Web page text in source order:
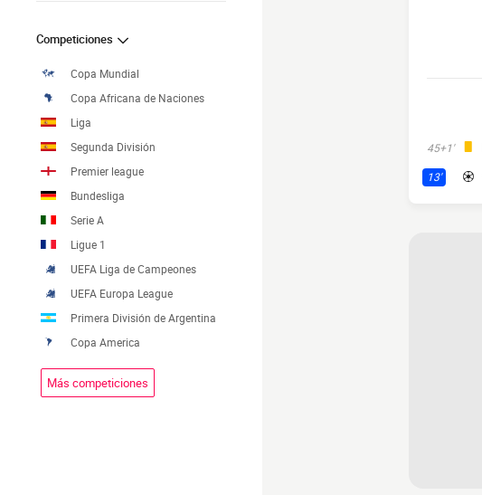
Competiciones
Copa Mundial
Copa Africana de Naciones
Liga
Segunda División
Premier league
Bundesliga
Serie A
Ligue 1
UEFA Liga de Campeones
UEFA Europa League
Primera División de Argentina
Copa America
Más competiciones
45+1'
13'